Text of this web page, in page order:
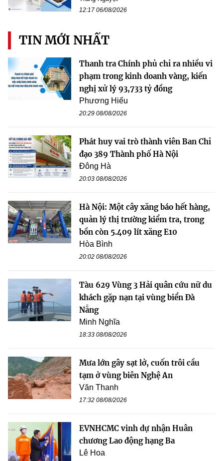
12:17 06/08/2026
TIN MỚI NHẤT
Thanh tra Chính phủ chỉ ra nhiều vi
phạm trong kinh doanh vàng, kiến
nghị xử lý 93,733 tỷ đồng
Phương Hiếu
20:29 08/08/2026
Phát huy vai trò thành viên Ban Chỉ
đạo 389 Thành phố Hà Nội
Đông Hà
20:03 08/08/2026
Hà Nội: Một cây xăng báo hết hàng,
quản lý thị trường kiểm tra, trong
bồn còn 5.409 lít xăng E10
Hòa Bình
20:02 08/08/2026
Tàu 629 Vùng 3 Hải quân cứu nữ du
khách gặp nạn tại vùng biển Đà
Nẵng
Minh Nghĩa
18:33 08/08/2026
Mưa lớn gây sạt lở, cuốn trôi cầu
tạm ở vùng biên Nghệ An
Văn Thanh
17:32 08/08/2026
EVNHCMC vinh dự nhận Huân
chương Lao động hạng Ba
Lê Hoa